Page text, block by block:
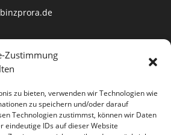
Zustimmung
zu bieten, verwenden wir Technologien wie
zu speichern und/oder darauf
Technologien zustimmst, können wir Daten
eindeutige IDs auf dieser Website
Uwe Häusler
Dorfstraße 33